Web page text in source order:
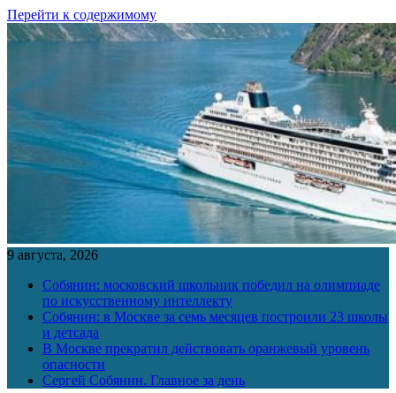
Перейти к содержимому
9 августа, 2026
Собянин: московский школьник победил на олимпиаде
по искусственному интеллекту
Собянин: в Москве за семь месяцев построили 23 школы
и детсада
В Москве прекратил действовать оранжевый уровень
опасности
Сергей Собянин. Главное за день